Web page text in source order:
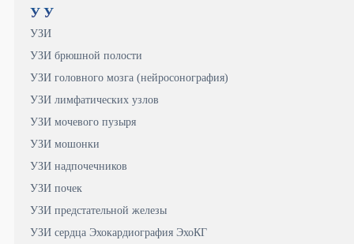
У У
УЗИ
УЗИ брюшной полости
УЗИ головного мозга (нейросонография)
УЗИ лимфатических узлов
УЗИ мочевого пузыря
УЗИ мошонки
УЗИ надпочечников
УЗИ почек
УЗИ предстательной железы
УЗИ сердца Эхокардиография ЭхоКГ